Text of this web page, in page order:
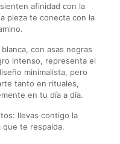
afinidad con la
pieza te conecta con la
con asas negras
intenso, representa el
minimalista, pero
tanto en rituales,
en tu día a día.
llevas contigo la
que te respalda.